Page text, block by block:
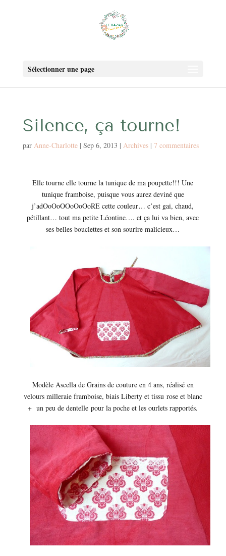
Sélectionner une page
Silence, ça tourne!
par Anne-Charlotte| Sep 6, 2013 | Archives| 7 commentaires
Elle tourne elle tourne la tunique de ma poupette!!! Une
tunique framboise, puisque vous aurez deviné que
j’adOoOoOOoOoOoRE cette couleur… c’est gai, chaud,
pétillant… tout ma petite Léontine…. et ça lui va bien, avec
ses belles bouclettes et son sourire malicieux…
Modèle Ascella de Grains de couture en 4 ans, réalisé en
velours milleraie framboise, biais Liberty et tissu rose et blanc
+ un peu de dentelle pour la poche et les ourlets rapportés.